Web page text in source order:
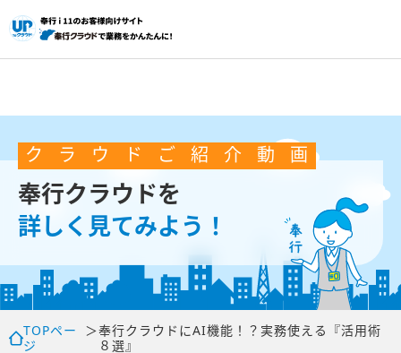
ク ラ ウ ド ご 紹 介 動 画
奉行クラウドを
詳しく見てみよう！
TOPペー
ジ
＞奉行クラウドにAI機能！？実務使える『活用術
８選』